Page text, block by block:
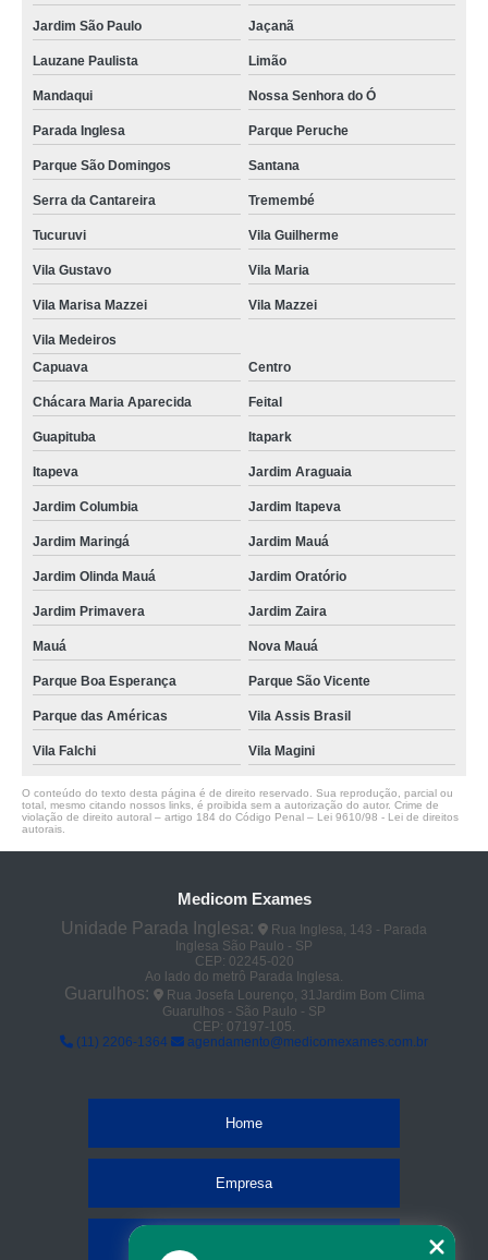
Jardim São Paulo Jaçanã
Lauzane Paulista Limão
Mandaqui Nossa Senhora do Ó
Parada Inglesa Parque Peruche
Parque São Domingos Santana
Serra da Cantareira Tremembé
Tucuruvi Vila Guilherme
Vila Gustavo Vila Maria
Vila Marisa Mazzei Vila Mazzei
Vila Medeiros
Capuava
Centro
Chácara Maria Aparecida Feital
Guapituba Itapark
Itapeva Jardim Araguaia
Jardim Columbia Jardim Itapeva
Jardim Maringá Jardim Mauá
Jardim Olinda Mauá Jardim Oratório
Jardim Primavera Jardim Zaira
Mauá Nova Mauá
Parque Boa Esperança Parque São Vicente
Parque das Américas Vila Assis Brasil
Vila Falchi Vila Magini
O conteúdo do texto desta página é de direito reservado. Sua reprodução, parcial ou
total, mesmo citando nossos links, é proibida sem a autorização do autor. Crime de
violação de direito autoral – artigo 184 do Código Penal – Lei 9610/98 - Lei de direitos
autorais
Medicom Exames
Unidade Parada Inglesa:
Rua Inglesa, 143 - Parada
Inglesa São Paulo - SP
CEP: 02245-020
Ao lado do metrô Parada Inglesa.
Guarulhos:
Rua Josefa Lourenço, 31Jardim Bom Clima
Guarulhos - São Paulo - SP
CEP: 07197-105.
(11) 2206-1364
agendamento@medicomexames.com.br
Home
Empresa